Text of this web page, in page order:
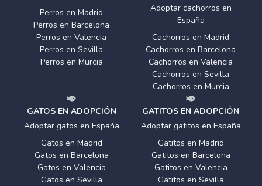
Perros en Madrid
Perros en Barcelona
Perros en Valencia
Perros en Sevilla
Perros en Murcia
Adoptar cachorros en
España
Cachorros en Madrid
Cachorros en Barcelona
Cachorros en Valencia
Cachorros en Sevilla
Cachorros en Murcia
GATOS EN ADOPCIÓN
Adoptar gatos en España
Gatos en Madrid
Gatos en Barcelona
Gatos en Valencia
Gatos en Sevilla
GATITOS EN ADOPCIÓN
Adoptar gatitos en España
Gatitos en Madrid
Gatitos en Barcelona
Gatitos en Valencia
Gatitos en Sevilla